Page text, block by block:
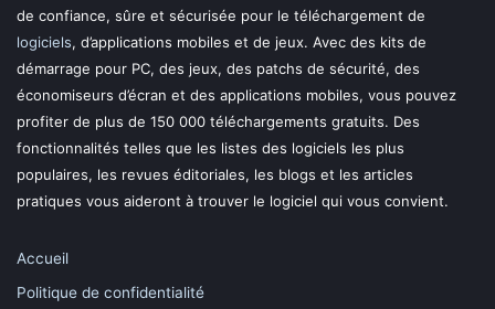
de confiance, sûre et sécurisée pour le téléchargement de
logiciels, d’applications mobiles et de jeux. Avec des kits de
démarrage pour PC, des jeux, des patchs de sécurité, des
économiseurs d’écran et des applications mobiles, vous pouvez
profiter de plus de 150 000 téléchargements gratuits. Des
fonctionnalités telles que les listes des logiciels les plus
populaires, les revues éditoriales, les blogs et les articles
pratiques vous aideront à trouver le logiciel qui vous convient.
Accueil
Politique de confidentialité